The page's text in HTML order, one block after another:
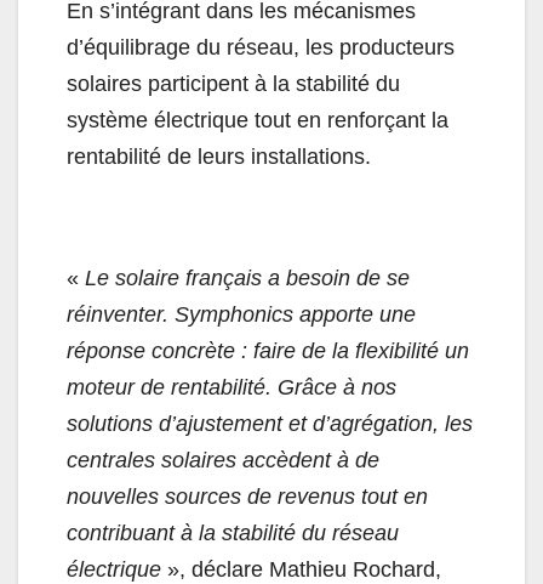
En s’intégrant dans les mécanismes
d’équilibrage du réseau, les producteurs
solaires participent à la stabilité du
système électrique tout en renforçant la
rentabilité de leurs installations.
« Le solaire français a besoin de se
réinventer. Symphonics apporte une
réponse concrète : faire de la flexibilité un
moteur de rentabilité. Grâce à nos
solutions d’ajustement et d’agrégation, les
centrales solaires accèdent à de
nouvelles sources de revenus tout en
contribuant à la stabilité du réseau
électrique », déclare Mathieu Rochard,